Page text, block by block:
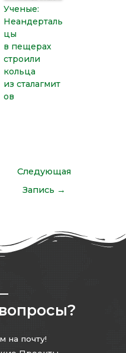
Ученые:
Неандерталь
цы
в пещерах
строили
кольца
из сталагмит
ов
Следующая
Запись →
на почту!